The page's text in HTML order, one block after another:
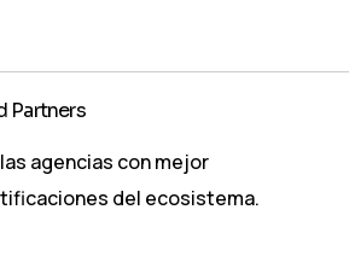
Partners
agencias con mejor
del ecosistema.